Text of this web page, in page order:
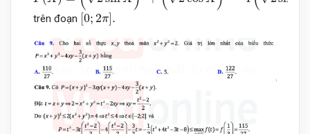
trên đoạn 0; 2π .
[0 2π ]